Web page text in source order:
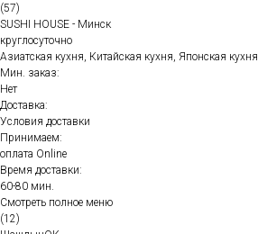
(57)
SUSHI HOUSE - Минск
круглосуточно
Азиатская кухня, Китайская кухня, Японская кухня
Мин. заказ:
Нет
Доставка:
Условия доставки
Принимаем:
оплата Online
Время доставки:
60-80 мин.
Смотреть полное меню
(12)